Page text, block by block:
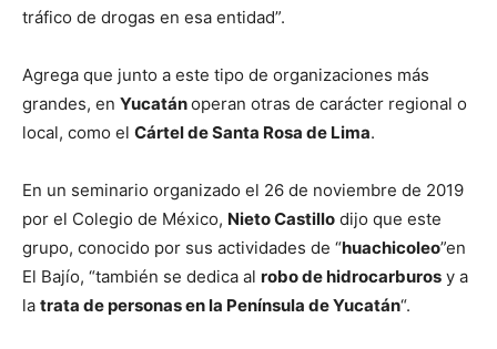
tráfico de drogas en esa entidad”.
Agrega que junto a este tipo de organizaciones más
grandes, en Yucatánoperan otras de carácter regional o
local, como el Cártel de Santa Rosa de Lima.
En un seminario organizado el 26 de noviembre de 2019
por el Colegio de México, Nieto Castillo dijo que este
grupo, conocido por sus actividades de “huachicoleo”en
El Bajío, “también se dedica al robo de hidrocarburos y a
la trata de personas en la Península de Yucatán“.